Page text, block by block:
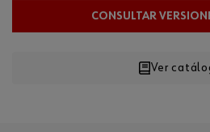
CONSULTAR
Ver